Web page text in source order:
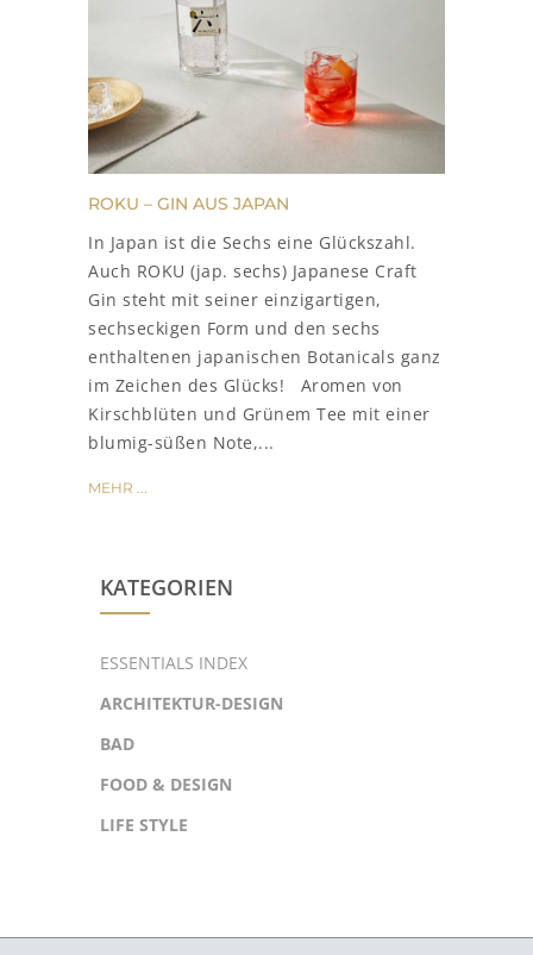
ROKU – GIN AUS JAPAN
In Japan ist die Sechs eine Glückszahl.
Auch ROKU (jap. sechs) Japanese Craft
Gin steht mit seiner einzigartigen,
sechseckigen Form und den sechs
enthaltenen japanischen Botanicals ganz
im Zeichen des Glücks! Aromen von
Kirschblüten und Grünem Tee mit einer
blumig-süßen Note,...
MEHR ...
KATEGORIEN
ESSENTIALS INDEX
ARCHITEKTUR-DESIGN
BAD
FOOD & DESIGN
LIFE STYLE